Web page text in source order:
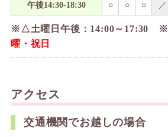
午後14:30-18:30 ○ ○ ○ ／
※△土曜日午後：14:00～17:30 ※
曜・祝日
アクセス
交通機関でお越しの場合